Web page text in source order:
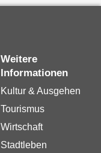
Weitere
Informationen
Kultur & Ausgehen
Tourismus
Wirtschaft
Stadtleben